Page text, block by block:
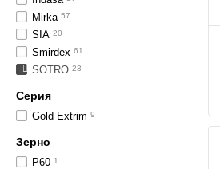
Mirka 57
SIA 20
Smirdex 61
SOTRO 23
Серия
Gold Extrim 9
Зерно
P60 1